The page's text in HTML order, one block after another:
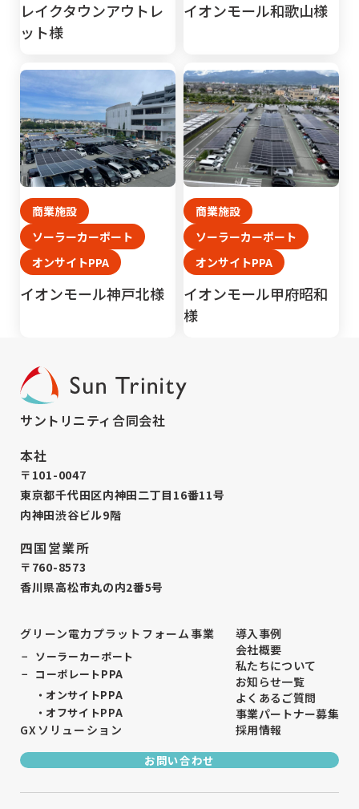
レイクタウンアウトレ
ット様
イオンモール和歌山様
商業施設
ソーラーカーポート
オンサイトPPA
イオンモール神戸北様
商業施設
ソーラーカーポート
オンサイトPPA
イオンモール甲府昭和
様
サントリニティ合同会社
本社
〒101-0047
東京都千代田区内神田二丁目16番11号
内神田渋谷ビル9階
四国営業所
〒760-8573
香川県高松市丸の内2番5号
グリーン電力プラットフォーム事業
ソーラーカーポート
コーポレートPPA
オンサイトPPA
オフサイトPPA
GXソリューション
導入事例
会社概要
私たちについて
お知らせ一覧
よくあるご質問
事業パートナー募集
採用情報
お問い合わせ